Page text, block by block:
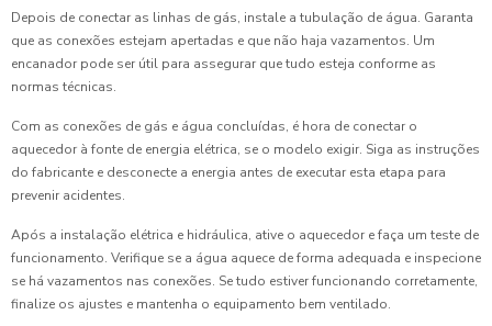
Depois de conectar as linhas de gás, instale a tubulação de água. Garanta
que as conexões estejam apertadas e que não haja vazamentos. Um
encanador pode ser útil para assegurar que tudo esteja conforme as
normas técnicas.
Com as conexões de gás e água concluídas, é hora de conectar o
aquecedor à fonte de energia elétrica, se o modelo exigir. Siga as instruções
do fabricante e desconecte a energia antes de executar esta etapa para
prevenir acidentes.
Após a instalação elétrica e hidráulica, ative o aquecedor e faça um teste de
funcionamento. Verifique se a água aquece de forma adequada e inspecione
se há vazamentos nas conexões. Se tudo estiver funcionando corretamente,
finalize os ajustes e mantenha o equipamento bem ventilado.